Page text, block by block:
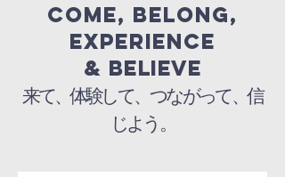
Come, belong,
experience
& believe
来て、体験して、つながって、信
じよう。